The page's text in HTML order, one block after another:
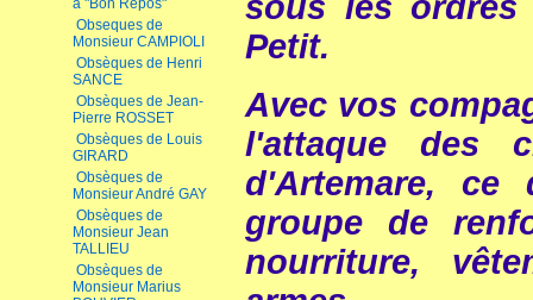
à "Bon Repos"
Obseques de
Monsieur CAMPIOLI
Obsèques de Henri
SANCE
Obsèques de Jean-
Pierre ROSSET
Obsèques de Louis
GIRARD
Obsèques de
Monsieur André GAY
Obsèques de
Monsieur Jean
TALLIEU
Obsèques de
Monsieur Marius
Petit.
Avec vos
l'attaque des
d'Artemare, ce
groupe de
nourriture,